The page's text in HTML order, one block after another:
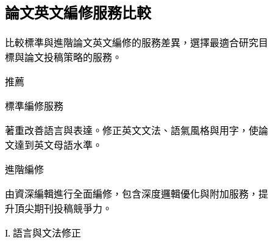
論文英文編修服務比較
比較標準與進階論文英文編修的服務差異，選擇最適合研究目
標與論文投稿策略的服務。
推薦
標準編修服務
著重改善語言與表達。修正英文文法、語氣風格與用字，使論
文達到英文母語水準。
進階編修
由資深編輯進行全面編修，包含深度邏輯優化與附加服務，提
升頂尖期刊投稿競爭力。
I. 語言與文法修正